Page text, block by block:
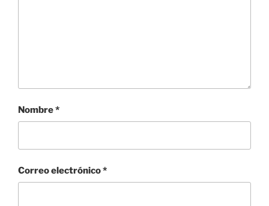
Nombre*
Correo electrónico*